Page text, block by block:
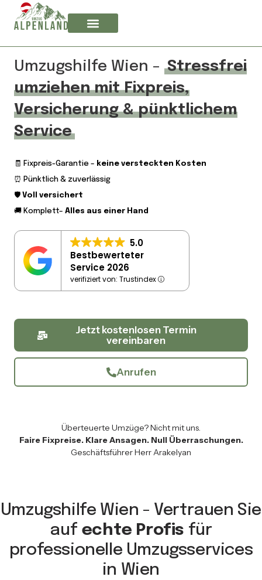
Umzugshilfe Wien – Stressfrei
umziehen mit Fixpreis,
Versicherung & pünktlichem
Service
🧾 Fixpreis-Garantie – keine versteckten Kosten
⏰ Pünktlich & zuverlässig
🛡️ Voll versichert
🚚 Komplett– Alles aus einer Hand
5.0
Bestbewerteter
Service 2026
verifiziert von: Trustindex
Jetzt kostenlosen Termin
vereinbaren
Anrufen
Überteuerte Umzüge? Nicht mit uns.
Faire Fixpreise. Klare Ansagen. Null Überraschungen.
Geschäftsführer Herr Arakelyan
Umzugshilfe Wien - Vertrauen Sie
auf echte Profis für
professionelle Umzugsservices
in Wien